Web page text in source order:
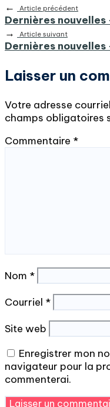
←
Article précédent
Dernières nouvelles
→
Article suivant
Dernières nouvelles
Laisser un
Votre adresse
champs obligatoires
Commentaire *
Nom *
Courriel *
Site web
Enregistrer mon
navigateur pour la
commenterai.